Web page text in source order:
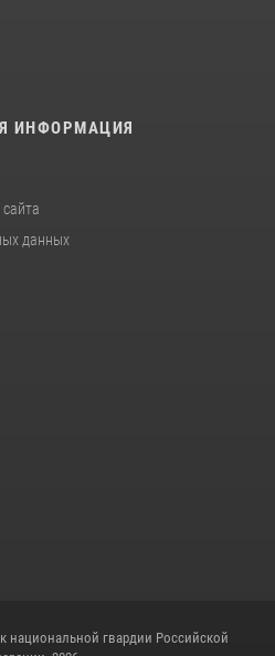
ИНФОРМАЦИЯ
данных
национальной гвардии Российской